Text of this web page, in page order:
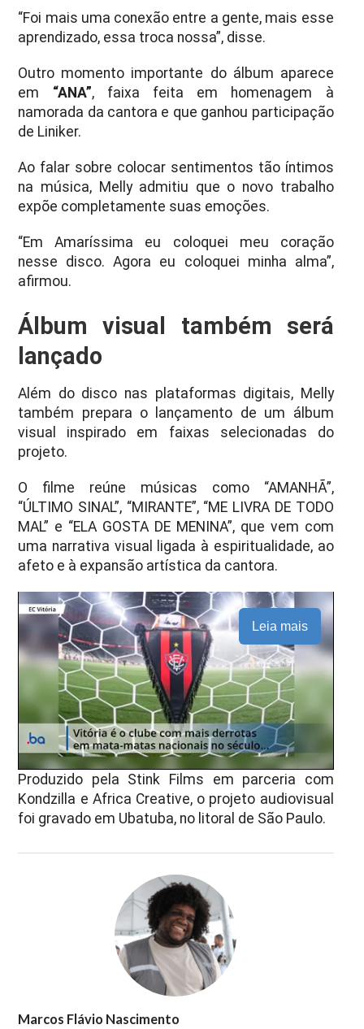
“Foi mais uma conexão entre a gente, mais esse
aprendizado, essa troca nossa”, disse.
Outro momento importante do álbum aparece
em “ANA”, faixa feita em homenagem à
namorada da cantora e que ganhou participação
de Liniker.
Ao falar sobre colocar sentimentos tão íntimos
na música, Melly admitiu que o novo trabalho
expõe completamente suas emoções.
“Em Amaríssima eu coloquei meu coração
nesse disco. Agora eu coloquei minha alma”,
afirmou.
Álbum visual também será
lançado
Além do disco nas plataformas digitais, Melly
também prepara o lançamento de um álbum
visual inspirado em faixas selecionadas do
projeto.
O filme reúne músicas como “AMANHÃ”,
“ÚLTIMO SINAL”, “MIRANTE”, “ME LIVRA DE TODO
MAL” e “ELA GOSTA DE MENINA”, que vem com
uma narrativa visual ligada à espiritualidade, ao
afeto e à expansão artística da cantora.
Leia mais
Produzido pela Stink Films em parceria com
Kondzilla e Africa Creative, o projeto audiovisual
foi gravado em Ubatuba, no litoral de São Paulo.
Marcos Flávio Nascimento